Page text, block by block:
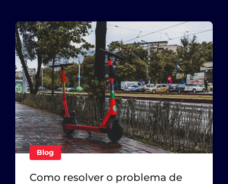
Blog
Como resolver o problema de